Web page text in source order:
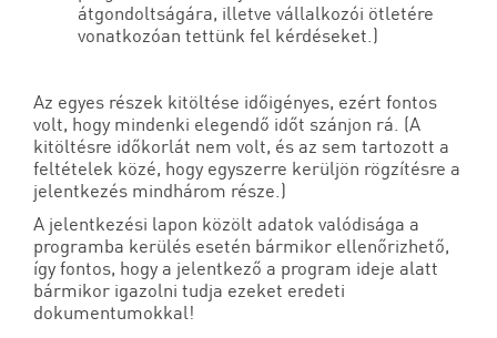
átgondoltságára, illetve vállalkozói ötletére
vonatkozóan tettünk fel kérdéseket.)
Az egyes részek kitöltése időigényes, ezért fontos
volt, hogy mindenki elegendő időt szánjon rá. (A
kitöltésre időkorlát nem volt, és az sem tartozott a
feltételek közé, hogy egyszerre kerüljön rögzítésre a
jelentkezés mindhárom része.)
A jelentkezési lapon közölt adatok valódisága a
programba kerülés esetén bármikor ellenőrizhető,
így fontos, hogy a jelentkező a program ideje alatt
bármikor igazolni tudja ezeket eredeti
dokumentumokkal!